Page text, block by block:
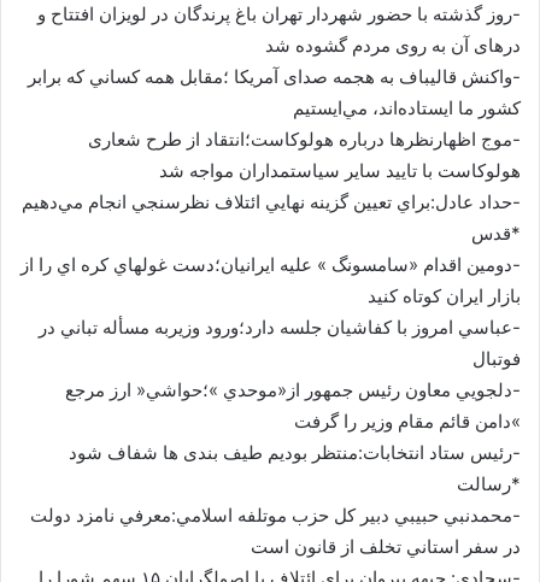
-روز گذشته با حضور شهردار تهران باغ پرندگان در لویزان افتتاح و
درهای آن به روی مردم گشوده شد
-واكنش قاليباف به هجمه صدای آمریکا ؛مقابل همه كساني كه برابر
كشور ما ايستاده‌اند، مي‌ايستيم
-موج اظهارنظرها درباره هولوکاست؛انتقاد از طرح شعاری
هولوکاست با تایید سایر سیاستمداران مواجه شد
-حداد عادل:براي تعيين گزينه نهايي ائتلاف نظرسنجي انجام مي‌دهيم
*قدس
-دومين اقدام «سامسونگ » علیه ایرانیان؛دست غولهاي كره اي را از
بازار ايران كوتاه كنيد
-عباسي امروز با كفاشيان جلسه دارد؛ورود وزيربه مسأله تباني در
فوتبال
-دلجويي معاون رئيس جمهور از«موحدي »؛حواشي« ارز مرجع
»دامن قائم مقام وزير را گرفت
-رئیس ستاد انتخابات:منتظر بودیم طیف بندی ها شفاف شود
*رسالت
-محمدنبي حبيبي دبير كل حزب موتلفه اسلامي:معرفي نامزد دولت
در سفر استاني تخلف از قانون است
-سجادي: جبهه پيروان براي ائتلاف با اصولگرايان ۱۵ سهم شورا را